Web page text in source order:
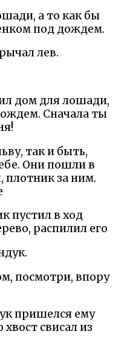
а то как бы
под дождем.
лев.
дом для лошади,
Сначала ты
так и быть,
Они пошли в
плотник за ним.
пустил в ход
распилил его
посмотри, впору
пришелся ему
хвост свисал из